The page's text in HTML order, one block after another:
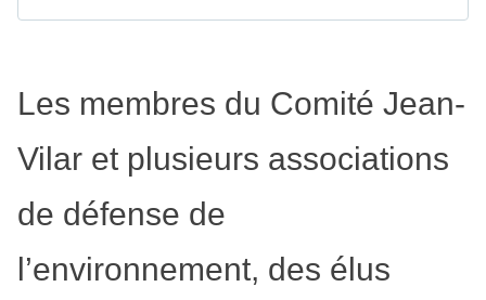
Les membres du Comité Jean-
Vilar et plusieurs associations
de défense de
l’environnement, des élus